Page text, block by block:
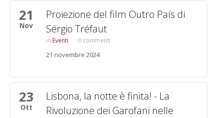
21
Nov
Proiezione del film Outro País di
Sérgio Tréfaut
Eventi 0 commenti
21 novembre 2024
23
Ott
Lisbona, la notte è finita! - La
Rivoluzione dei Garofani nelle